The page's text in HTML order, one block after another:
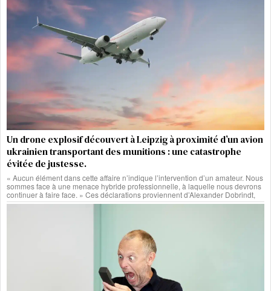
Un drone explosif découvert à Leipzig à proximité d’un avion
ukrainien transportant des munitions : une catastrophe
évitée de justesse.
« Aucun élément dans cette affaire n’indique l’intervention d’un amateur. Nous
sommes face à une menace hybride professionnelle, à laquelle nous devrons
continuer à faire face. » Ces déclarations proviennent d’Alexander Dobrindt,